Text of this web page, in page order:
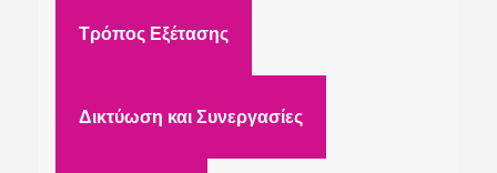
Τρόπος Εξέτασης
Δικτύωση και Συνεργασίες